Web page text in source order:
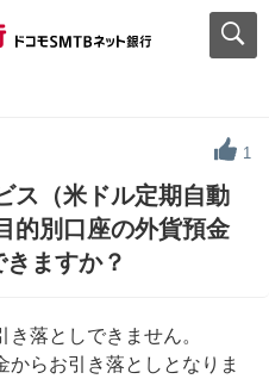
1
ス（米ドル定期自動
的別口座の外貨預金
ますか？
落としできません。
からお引き落としとなりま